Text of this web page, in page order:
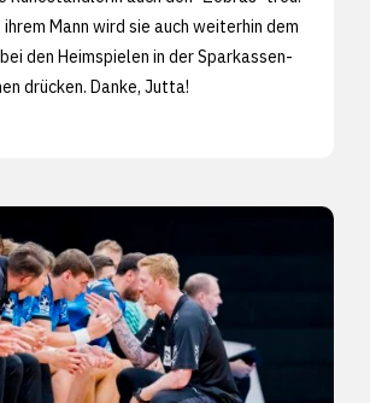
Mann wird sie auch weiterhin dem
den Heimspielen in der Sparkassen-
drücken. Danke, Jutta!